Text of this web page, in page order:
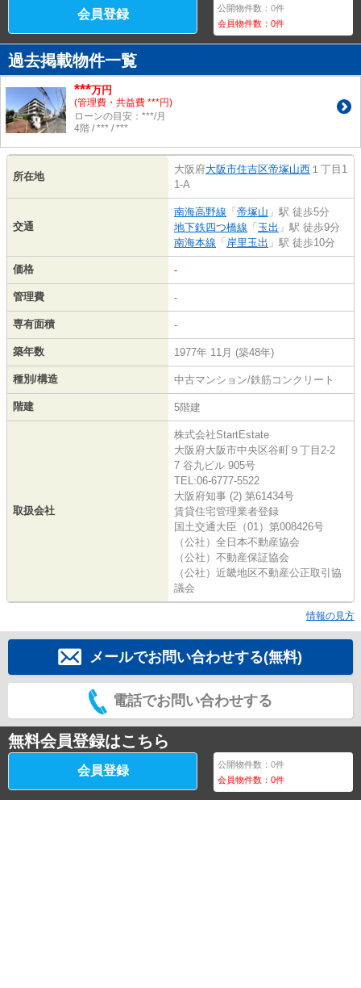
会員登録 公開物件数：0件
会員物件数：0件
過去掲載物件一覧
***万円
(管理費・共益費 ***円)
ローンの目安：***/月
4階 / *** / ***
所在地
大阪府大阪市住吉区帝塚山西 １丁目1
1-A
交通
南海高野線 「 帝塚山 」駅 徒歩5分
地下鉄四つ橋線 「 玉出 」駅 徒歩9分
南海本線 「 岸里玉出 」駅 徒歩10分
価格 -
管理費 -
専有面積 -
築年数 1977年 11月 (築48年)
種別/構造 中古マンション/鉄筋コンクリート
階建 5階建
取扱会社
株式会社StartEstate
大阪府大阪市中央区谷町９丁目2-2
7 谷九ビル 905号
TEL:06-6777-5522
大阪府知事 (2) 第61434号
賃貸住宅管理業者登録
国土交通大臣（01）第008426号
（公社）全日本不動産協会
（公社）不動産保証協会
（公社）近畿地区不動産公正取引協
議会
情報の見方
メールでお問い合わせする(無料)
電話でお問い合わせする
無料会員登録はこちら
会員登録 公開物件数：0件
会員物件数：0件